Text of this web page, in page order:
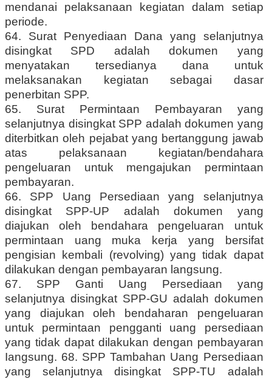
mendanai pelaksanaan kegiatan dalam setiap
periode.
64. Surat Penyediaan Dana yang selanjutnya
disingkat SPD adalah dokumen yang
menyatakan tersedianya dana untuk
melaksanakan kegiatan sebagai dasar
penerbitan SPP.
65. Surat Permintaan Pembayaran yang
selanjutnya disingkat SPP adalah dokumen yang
diterbitkan oleh pejabat yang bertanggung jawab
atas pelaksanaan kegiatan/bendahara
pengeluaran untuk mengajukan permintaan
pembayaran.
66. SPP Uang Persediaan yang selanjutnya
disingkat SPP-UP adalah dokumen yang
diajukan oleh bendahara pengeluaran untuk
permintaan uang muka kerja yang bersifat
pengisian kembali (revolving) yang tidak dapat
dilakukan dengan pembayaran langsung.
67. SPP Ganti Uang Persediaan yang
selanjutnya disingkat SPP-GU adalah dokumen
yang diajukan oleh bendaharan pengeluaran
untuk permintaan pengganti uang persediaan
yang tidak dapat dilakukan dengan pembayaran
Iangsung. 68. SPP Tambahan Uang Persediaan
yang selanjutnya disingkat SPP-TU adalah